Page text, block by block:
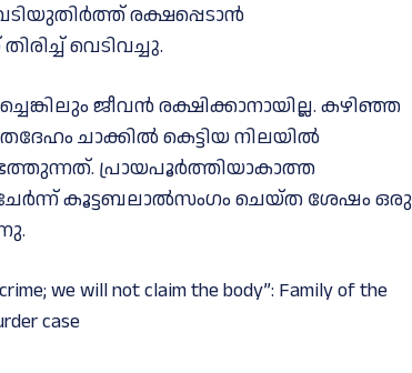
രക്ഷപ്പെടാന്‍
വെടിവച്ചു.
ജീവന്‍ രക്ഷിക്കാനായില്ല. കഴിഞ്ഞ
ചാക്കില്‍ കെട്ടിയ നിലയില്‍
പ്രായപൂര്‍ത്തിയാകാത്ത
കൂട്ടബലാല്‍സംഗം ചെയ്ത ശേഷം ഒരു
we will not claim the body”: Family of the
case